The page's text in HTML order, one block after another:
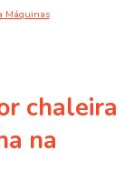
Máquinas
chaleira
na